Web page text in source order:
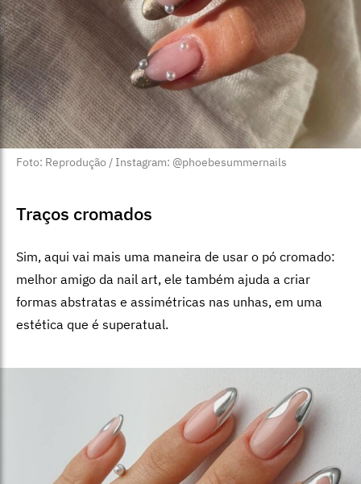
Foto: Reprodução / Instagram: @phoebesummernails
Traços cromados
Sim, aqui vai mais uma maneira de usar o pó cromado:
melhor amigo da nail art, ele também ajuda a criar
formas abstratas e assimétricas nas unhas, em uma
estética que é superatual.